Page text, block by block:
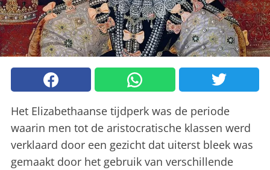
Het Elizabethaanse tijdperk was de periode
waarin men tot de aristocratische klassen werd
verklaard door een gezicht dat uiterst bleek was
gemaakt door het gebruik van verschillende